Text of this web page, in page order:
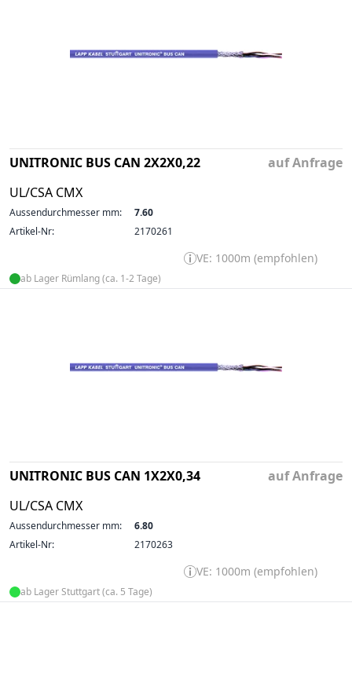
UNITRONIC BUS CAN 2X2X0,22
UL/CSA CMX
auf Anfrage
Aussendurchmesser mm:
7.60
Artikel-Nr:
2170261
VE: 1000m (empfohlen)
ab Lager Rümlang (ca. 1-2 Tage)
UNITRONIC BUS CAN 1X2X0,34
UL/CSA CMX
auf Anfrage
Aussendurchmesser mm:
6.80
Artikel-Nr:
2170263
VE: 1000m (empfohlen)
ab Lager Stuttgart (ca. 5 Tage)